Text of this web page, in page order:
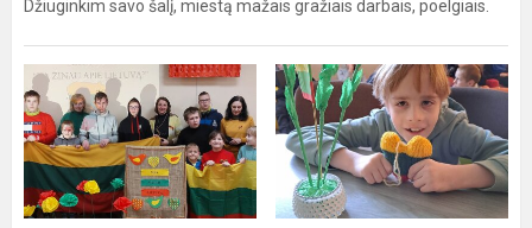
Džiuginkim savo šalį, miestą mažais gražiais darbais, poelgiais.